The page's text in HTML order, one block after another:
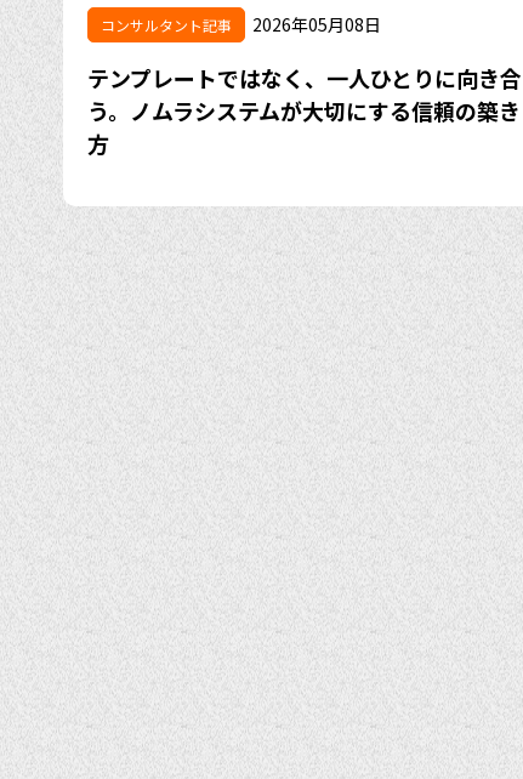
コンサルタント記事 2026年05月08日
テンプレートではなく、一人ひとりに向き合
う。ノムラシステムが大切にする信頼の築き
方